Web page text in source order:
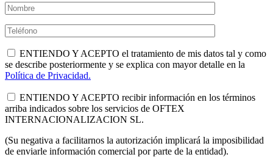
ENTIENDO Y ACEPTO el tratamiento de mis datos tal y como
se describe posteriormente y se explica con mayor detalle en la
Política de Privacidad.
ENTIENDO Y ACEPTO recibir información en los términos
arriba indicados sobre los servicios de OFTEX
INTERNACIONALIZACION SL.
(Su negativa a facilitarnos la autorización implicará la imposibilidad
de enviarle información comercial por parte de la entidad).